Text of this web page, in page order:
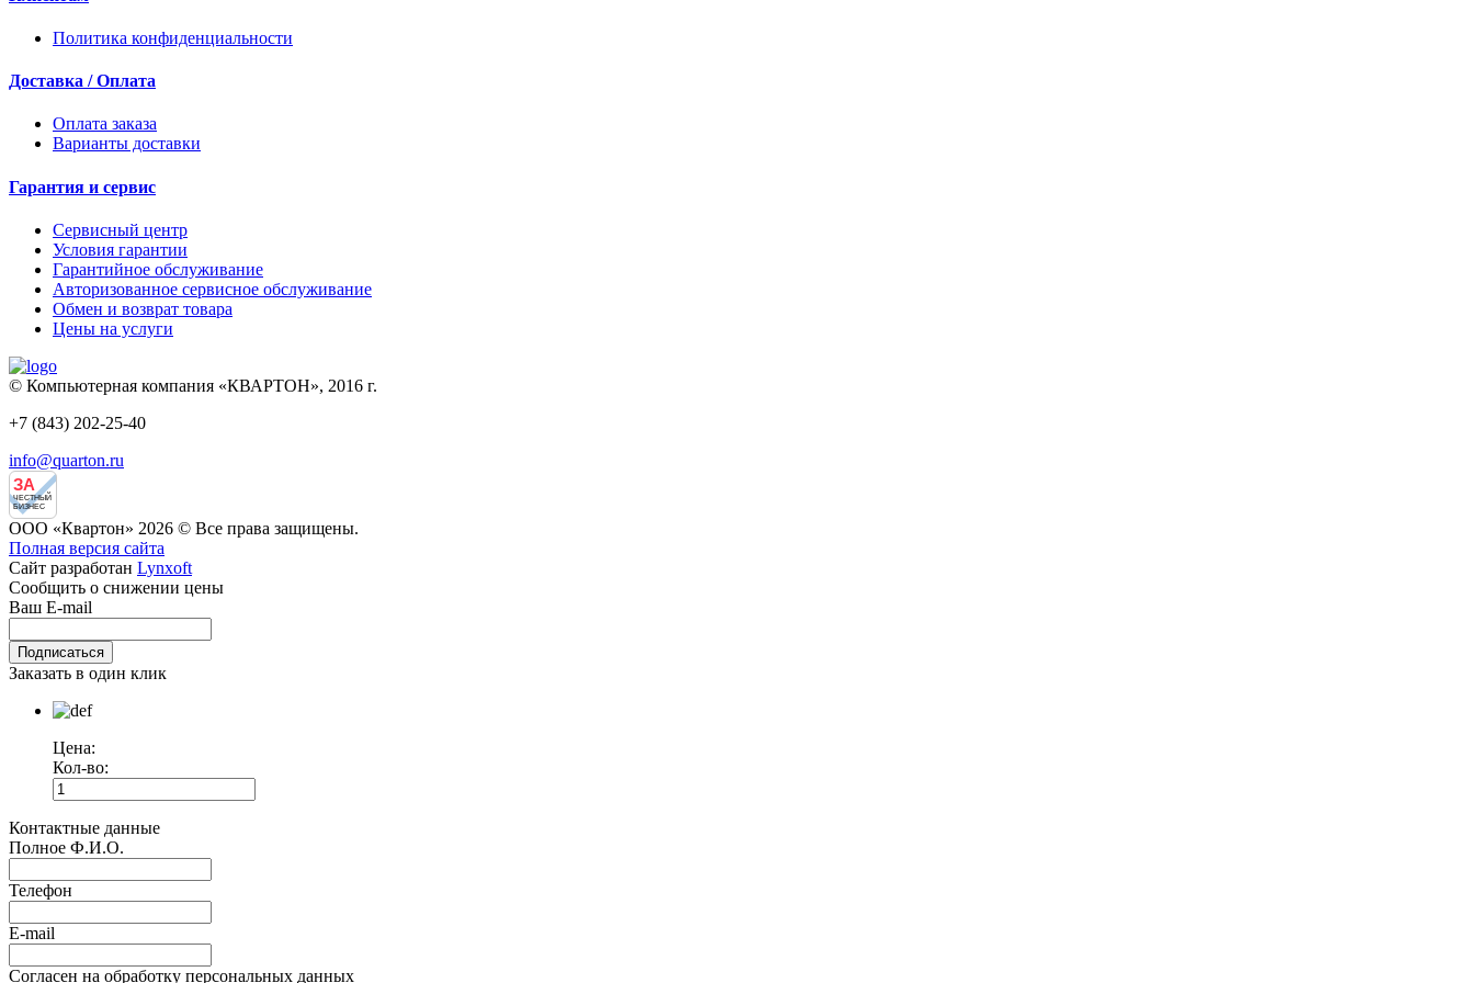
Политика конфиденциальности
Доставка / Оплата
Оплата заказа
Варианты доставки
Гарантия и сервис
Сервисный центр
Условия гарантии
Гарантийное обслуживание
Авторизованное сервисное обслуживание
Обмен и возврат товара
Цены на услуги
© Компьютерная компания «КВАРТОН», 2016 г.
+7 (843) 202-25-40
info@quarton.ru
ЗА
ЧЕСТНЫЙ
БИЗНЕС
ООО «Квартон» 2026 © Все права защищены.
Полная версия сайта
Сайт разработан Lynxoft
Сообщить о снижении цены
Ваш E-mail
Заказать в один клик
Цена:
Кол-во:
Контактные данные
Полное Ф.И.О.
Телефон
E-mail
Согласен на обработку персональных данных